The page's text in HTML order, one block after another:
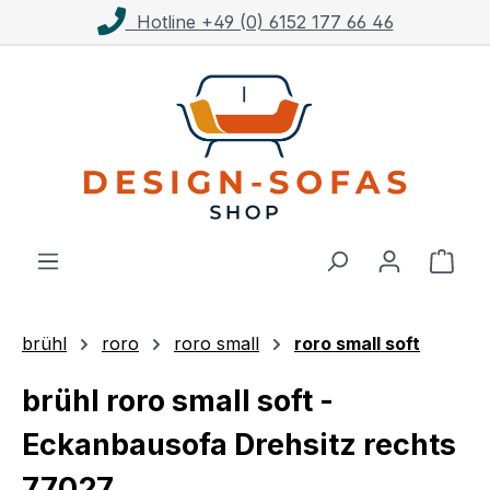
Zum Hauptinhalt springenKostenloser Versand ab 1.000€**
brühl roro roro small roro small soft
brühl roro small soft -
Eckanbausofa Drehsitz rechts